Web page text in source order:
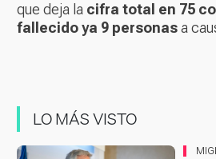
que deja la cifra total en 75
fallecido ya 9 personasa
LO MÁS VISTO